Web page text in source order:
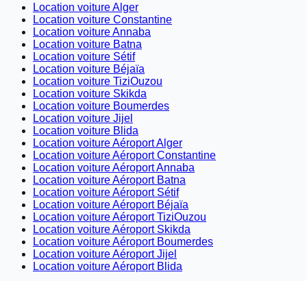
Location voiture Alger
Location voiture Constantine
Location voiture Annaba
Location voiture Batna
Location voiture Sétif
Location voiture Béjaïa
Location voiture TiziOuzou
Location voiture Skikda
Location voiture Boumerdes
Location voiture Jijel
Location voiture Blida
Location voiture Aéroport Alger
Location voiture Aéroport Constantine
Location voiture Aéroport Annaba
Location voiture Aéroport Batna
Location voiture Aéroport Sétif
Location voiture Aéroport Béjaïa
Location voiture Aéroport TiziOuzou
Location voiture Aéroport Skikda
Location voiture Aéroport Boumerdes
Location voiture Aéroport Jijel
Location voiture Aéroport Blida